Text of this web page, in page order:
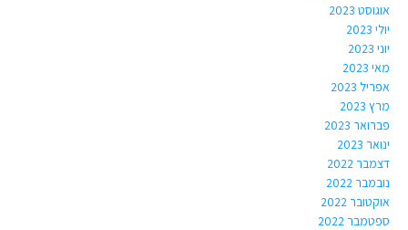
אוגוסט 2023
יולי 2023
יוני 2023
מאי 2023
אפריל 2023
מרץ 2023
פברואר 2023
ינואר 2023
דצמבר 2022
נובמבר 2022
אוקטובר 2022
ספטמבר 2022